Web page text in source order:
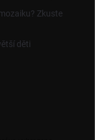
Zkuste
děti